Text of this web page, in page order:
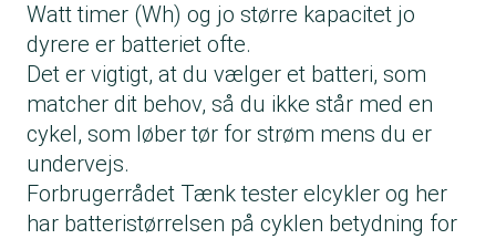
Watt timer (Wh) og jo større kapacitet jo
dyrere er batteriet ofte.
Det er vigtigt, at du vælger et batteri, som
matcher dit behov, så du ikke står med en
cykel, som løber tør for strøm mens du er
undervejs.
Forbrugerrådet Tænk tester elcykler og her
har batteristørrelsen på cyklen betydning for